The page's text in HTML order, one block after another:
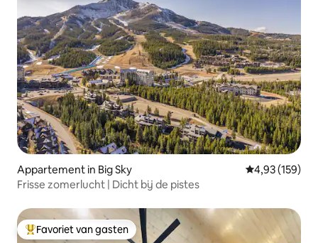
Appartement in Big Sky Gemiddelde
4,93 (159)
Frisse zomerlucht | Dicht bij de pistes
Topfavoriet van gasten
Favoriet van gasten